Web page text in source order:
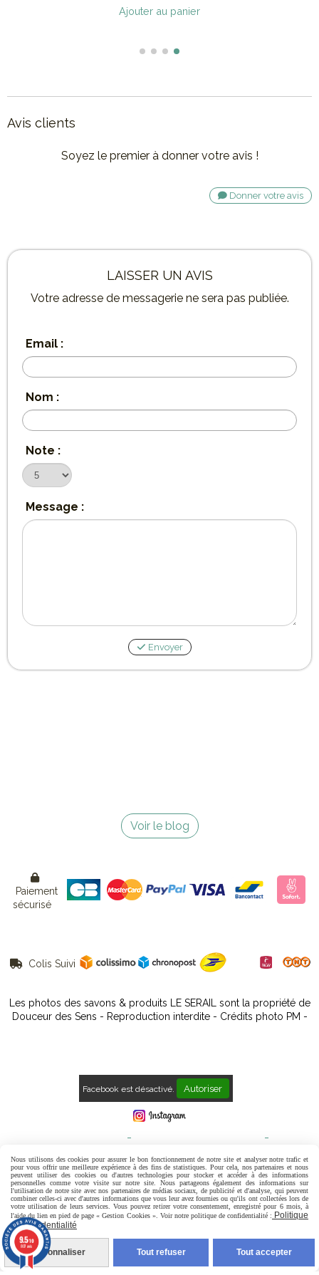
Avis clients
Soyez le premier à donner votre avis !
Donner votre avis
LAISSER UN AVIS
Votre adresse de messagerie ne sera pas publiée.
Email :
Nom :
Note :
Message :
Envoyer
Voir le blog

Paiement
sécurisé
 Colis Suivi
Les photos des savons & produits LE SERAIL sont la propriété de
Douceur des Sens - Reproduction interdite - Crédits photo PM -
Facebook est désactivé. Autoriser
Politique de confidentialité Gestion cookies Mon Compte
Contact Avis Clients
9.5/10
807 avis
Nous utilisons des cookies pour assurer le bon fonctionnement de notre site et analyser notre trafic et
pour vous offrir une meilleure expérience à des fins de statistiques. Pour cela, nos partenaires et nous
peuvent utiliser des cookies ou d'autres technologies pour stocker et accéder à des informations
personnelles comme votre visite sur notre site. Nous partageons également des informations sur
l'utilisation de notre site avec nos partenaires de médias sociaux, de publicité et d'analyse, qui peuvent
combiner celles-ci avec d'autres informations que vous leur avez fournies ou qu'ils ont collectées lors de
votre utilisation de leurs services. Vous pouvez retirer votre consentement, enregistré pour 6 mois, à
l'aide du lien en pied de page « Gestion Cookies ». Voir notre politique de confidentialité : Politique
de confidentialité
Personnaliser Tout refuser Tout accepter